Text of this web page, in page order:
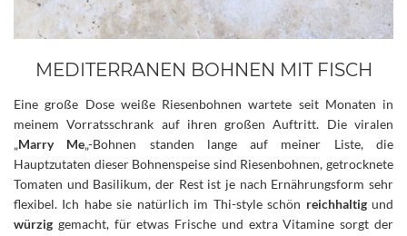
MEDITERRANEN BOHNEN MIT FISCH
Eine große Dose weiße Riesenbohnen wartete seit Monaten in
meinem Vorratsschrank auf ihren großen Auftritt. Die viralen
„Marry Me„-Bohnen standen lange auf meiner Liste, die
Hauptzutaten dieser Bohnenspeise sind Riesenbohnen, getrocknete
Tomaten und Basilikum, der Rest ist je nach Ernährungsform sehr
flexibel. Ich habe sie natürlich im Thi-style schön reichhaltigund
würzig gemacht, für etwas Frische und extra Vitamine sorgt der